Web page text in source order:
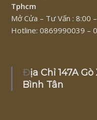
Tphcm
Mở Cửa – Tư Vấn : 8:00
Hotline: 0869990039 –
Địa Chỉ 147A Gò Xoài, Bình Hưng Hòa A,
Bình Tân